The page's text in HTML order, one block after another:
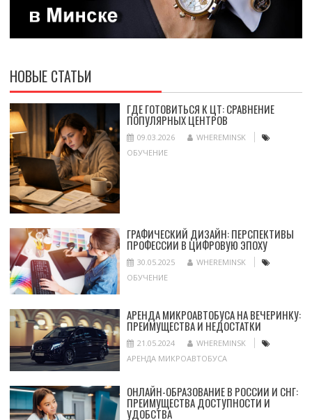
НОВЫЕ СТАТЬИ
ГДЕ ГОТОВИТЬСЯ К ЦТ: СРАВНЕНИЕ
ПОПУЛЯРНЫХ ЦЕНТРОВ
09.03.2026
WHEREMINSK
ОБУЧЕНИЕ
ГРАФИЧЕСКИЙ ДИЗАЙН: ПЕРСПЕКТИВЫ
ПРОФЕССИИ В ЦИФРОВУЮ ЭПОХУ
30.05.2025
WHEREMINSK
ОБУЧЕНИЕ
АРЕНДА МИКРОАВТОБУСА НА ВЕЧЕРИНКУ:
ПРЕИМУЩЕСТВА И НЕДОСТАТКИ
21.05.2024
WHEREMINSK
АРЕНДА МИКРОАВТОБУСА
ОНЛАЙН-ОБРАЗОВАНИЕ В РОССИИ И СНГ:
ПРЕИМУЩЕСТВА ДОСТУПНОСТИ И
УДОБСТВА